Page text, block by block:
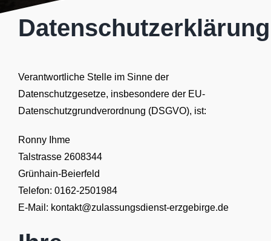
Datenschutzerklärung
Verantwortliche Stelle im Sinne der
Datenschutzgesetze, insbesondere der EU-
Datenschutzgrundverordnung (DSGVO), ist:
Ronny Ihme
Talstrasse 2608344
Grünhain-Beierfeld
Telefon: 0162-2501984
E-Mail: kontakt@zulassungsdienst-erzgebirge.de